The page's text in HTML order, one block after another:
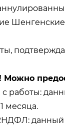
Можно
с работы:
месяца.
данный